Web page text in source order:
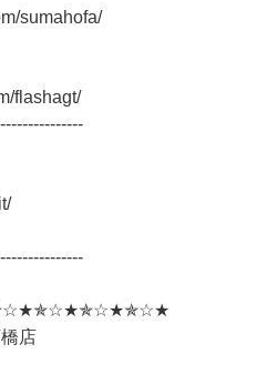
sumahofa/
flashagt/
店